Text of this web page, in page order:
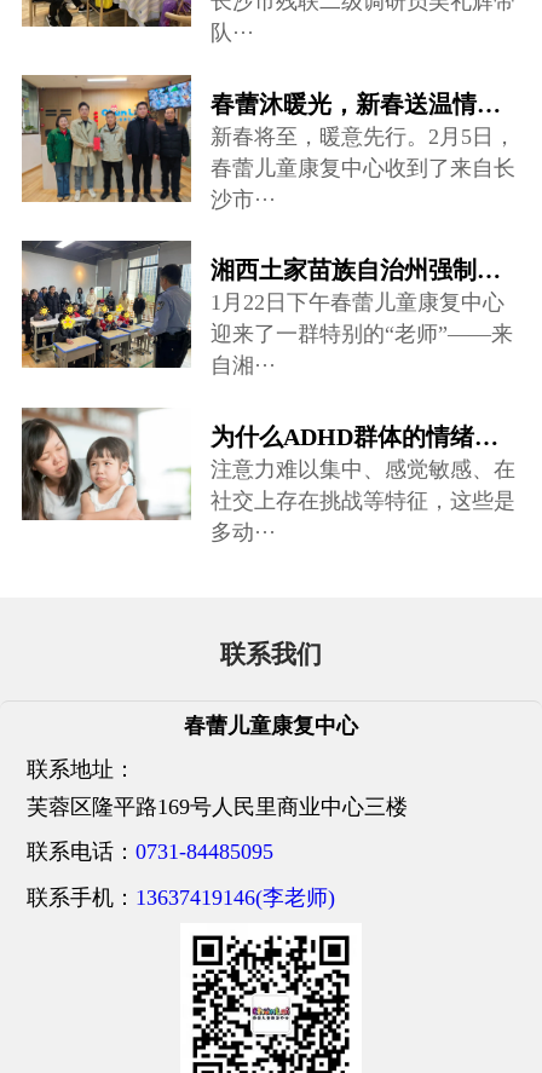
队···
春蕾沐暖光，新春送温情——爱心慰问走进儿童康复中心
新春将至，暖意先行。2月5日，
春蕾儿童康复中心收到了来自长
沙市···
湘西土家苗族自治州强制隔离戒毒所禁毒宣讲团队来到春蕾儿童康复中心···
1月22日下午春蕾儿童康复中心
迎来了一群特别的“老师”——来
自湘···
为什么ADHD群体的情绪调节存在很大困难？
注意力难以集中、感觉敏感、在
社交上存在挑战等特征，这些是
多动···
联系我们
春蕾儿童康复中心
联系地址：
芙蓉区隆平路169号人民里商业中心三楼
联系电话：0731-84485095
联系手机： 13637419146(李老师)